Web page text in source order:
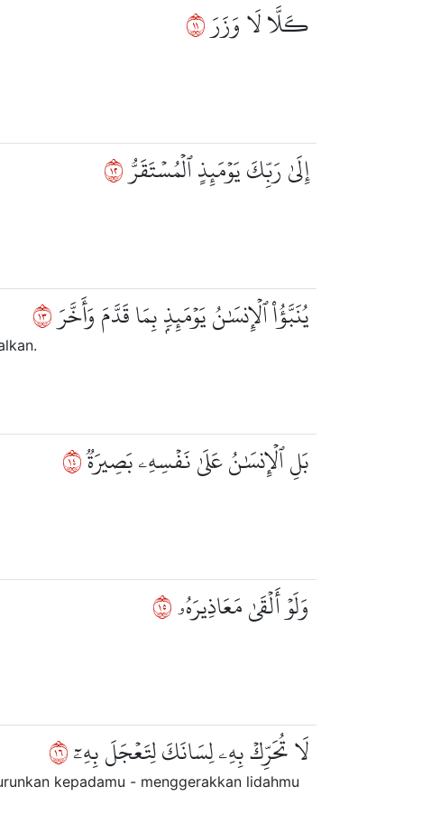
كـَلَّا لَا وَزَرَ١١
إِلَىٰ رَبِّكَ يَوۡمَئِذٍ ٱلۡمُسۡتَقَرُّ٢١
يُنَبَّؤُاْ ٱلۡإِنسَٰنُ يَوۡمَئِذِۭ بِمَا قَدَّمَ وَأَخَّرَ٣١
بَلِ ٱلۡإِنسَٰنُ عَلَىٰ نَفۡسِهِۦ بَصِيرَةٞ٤١
وَلَوۡ أَلۡقَىٰ مَعَاذِيرَهُۥ٥١
لَا تُحَرِّكۡ بِهِۦ لِسَانَكَ لِتَعۡجَلَ بِهِۦٓ٦١
kepadamu - menggerakkan lidahmu